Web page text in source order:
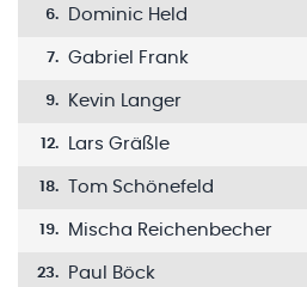
6. Dominic Held
7. Gabriel Frank
9. Kevin Langer
12. Lars Gräßle
18. Tom Schönefeld
19. Mischa Reichenbecher
23. Paul Böck